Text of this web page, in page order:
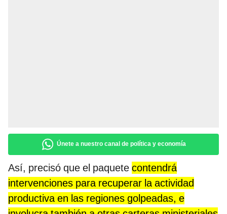
Únete a nuestro canal de política y economía
Así, precisó que el paquete contendrá
intervenciones para recuperar la actividad
productiva en las regiones golpeadas, e